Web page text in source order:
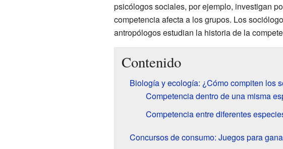
psicólogos sociales, por ejemplo, investigan
competencia afecta a los grupos. Los
antropólogos estudian la historia de la
Contenido
Biología y ecología: ¿Cómo compiten los
Competencia dentro de una misma
Competencia entre diferentes
Concursos de consumo: Juegos para